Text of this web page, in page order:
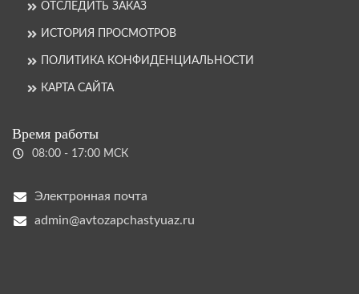
ОТСЛЕДИТЬ ЗАКАЗ
ИСТОРИЯ ПРОСМОТРОВ
ПОЛИТИКА КОНФИДЕНЦИАЛЬНОСТИ
КАРТА САЙТА
Время работы
08:00 - 17:00 МСК
Электронная почта
admin@avtozapchastyuaz.ru